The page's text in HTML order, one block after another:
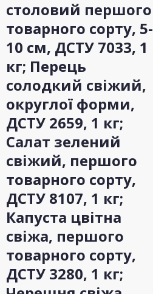
столовий першого
товарного сорту, 5-
10 см, ДСТУ 7033, 1
кг; Перець
солодкий свіжий,
округлої форми,
ДСТУ 2659, 1 кг;
Салат зелений
свіжий, першого
товарного сорту,
ДСТУ 8107, 1 кг;
Капуста цвітна
свіжа, першого
товарного сорту,
ДСТУ 3280, 1 кг;